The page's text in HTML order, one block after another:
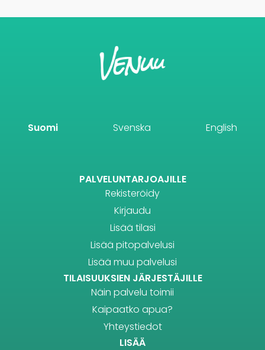
Suomi Svenska English
PALVELUNTARJOAJILLE
Rekisteröidy
Kirjaudu
Lisää tilasi
Lisää pitopalvelusi
Lisää muu palvelusi
TILAISUUKSIEN JÄRJESTÄJILLE
Näin palvelu toimii
Kaipaatko apua?
Yhteystiedot
LISÄÄ